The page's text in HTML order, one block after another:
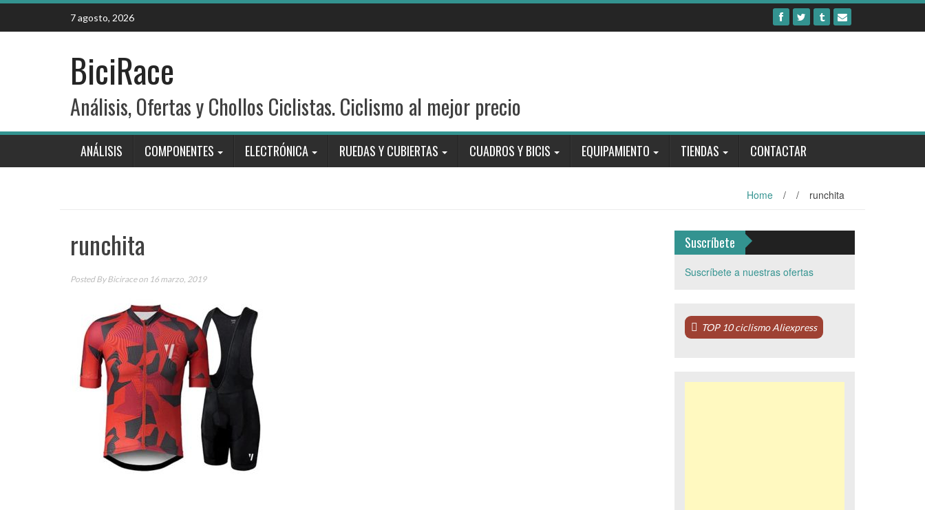
Skip
content
7 agosto, 2026
BiciRace
Análisis, Ofertas y Chollos Ciclistas. Ciclismo al mejor precio
ANÁLISIS COMPONENTES ELECTRÓNICA RUEDAS Y CUBIERTAS CUADROS Y BICIS EQUIPAMIENTO TIENDAS CONTACTAR
Home / / runchita
runchita
Posted ByBiciraceon 16 marzo, 2019
Suscríbete
Suscríbete a nuestras ofertas
TOP 10 ciclismo Aliexpress